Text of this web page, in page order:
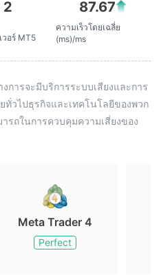
2
วอร์ MT5
87.67
ความเร็วโดยเฉลี่ย
(ms)/ms
การจะมีบริการระบบเสียงและการ
วไปธุรกิจและเทคโนโลยีของพวก
ถในการควบคุมความเสี่ยงของ
Meta Trader 4
Perfect